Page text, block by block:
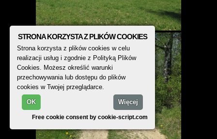
STRONA KORZYSTA Z PLIKÓW COOKIES
Strona korzysta z plików cookies w celu
realizacji usług i zgodnie z Polityką Plików
Cookies. Możesz określić warunki
przechowywania lub dostępu do plików
cookies w Twojej przeglądarce.
OK Więcej
Free cookie consent by cookie-script.com